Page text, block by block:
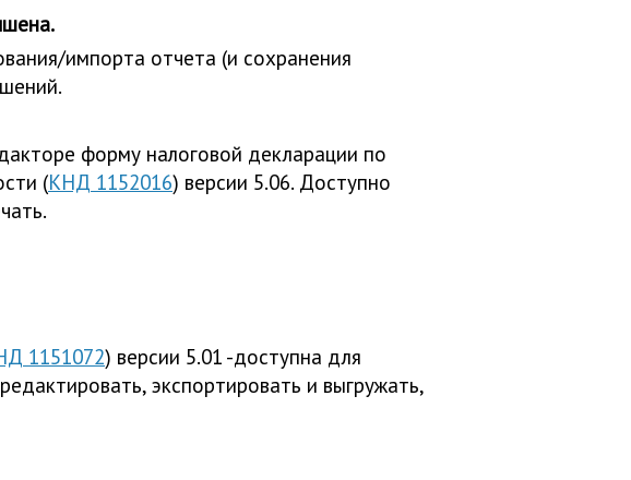
импорта отчета (и сохранения
форму налоговой декларации по
(КНД 1152016) версии 5.06. Доступно
1151072) версии 5.01 -доступна для
экспортировать и выгружать,